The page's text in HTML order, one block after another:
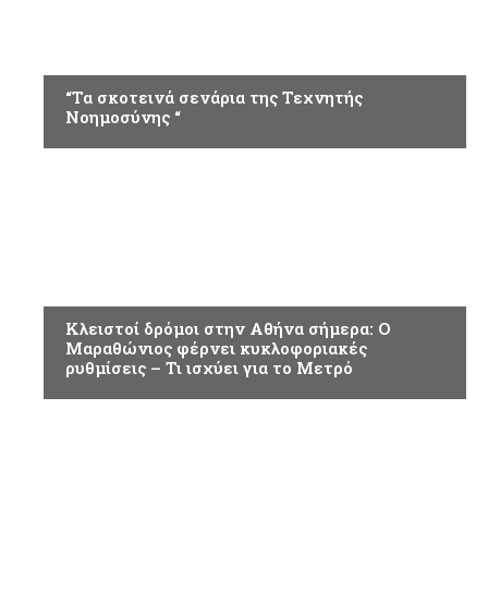
“Τα σκοτεινά σενάρια της Τεχνητής
Νοημοσύνης “
Κλειστοί δρόμοι στην Αθήνα σήμερα: Ο
Μαραθώνιος φέρνει κυκλοφοριακές
ρυθμίσεις – Τι ισχύει για το Μετρό